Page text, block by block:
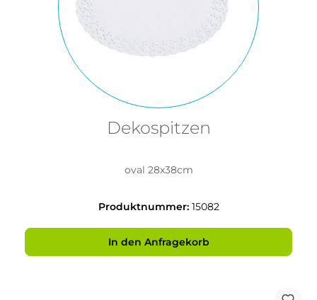
Dekospitzen
oval 28x38cm
Produktnummer: 15082
In den Anfragekorb